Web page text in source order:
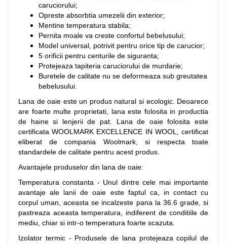
caruciorului;
Opreste absorbtia umezelii din exterior;
Mentine temperatura stabila;
Pernita moale va creste confortul bebelusului;
Model universal, potrivit pentru orice tip de carucior;
5 orificii pentru centurile de siguranta;
Protejeaza tapiteria caruciorului de murdarie;
Buretele de calitate nu se deformeaza sub greutatea
bebelusului.
Lana de oaie este un produs natural si ecologic. Deoarece
are foarte multe proprietati, lana este folosita in productia
de haine si lenjerii de pat. Lana de oaie folosita este
certificata WOOLMARK EXCELLENCE IN WOOL, certificat
eliberat de compania Woolmark, si respecta toate
standardele de calitate pentru acest produs.
Avantajele produselor din lana de oaie:
Temperatura constanta - Unul dintre cele mai importante
avantaje ale lanii de oaie este faptul ca, in contact cu
corpul uman, aceasta se incalzeste pana la 36.6 grade, si
pastreaza aceasta temperatura, indiferent de conditiile de
mediu, chiar si intr-o temperatura foarte scazuta.
Izolator termic - Produsele de lana protejeaza copilul de